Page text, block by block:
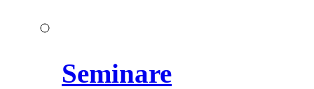
Seminare